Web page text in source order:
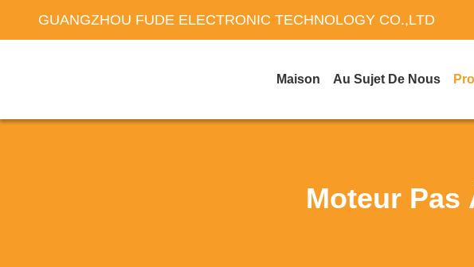
GUANGZHOU FUDE ELECTRONIC TECHNOLOGY CO.,LTD
Maison Au Sujet De Nous
Moteur Pas